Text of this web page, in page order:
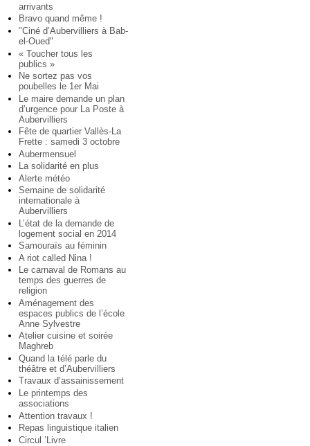
arrivants
Bravo quand même !
"Ciné d’Aubervilliers à Bab-
el-Oued"
« Toucher tous les
publics »
Ne sortez pas vos
poubelles le 1er Mai
Le maire demande un plan
d’urgence pour La Poste à
Aubervilliers
Fête de quartier Vallès-La
Frette : samedi 3 octobre
Aubermensuel
La solidarité en plus
Alerte météo
Semaine de solidarité
internationale à
Aubervilliers
L’état de la demande de
logement social en 2014
Samouraïs au féminin
A riot called Nina !
Le carnaval de Romans au
temps des guerres de
religion
Aménagement des
espaces publics de l’école
Anne Sylvestre
Atelier cuisine et soirée
Maghreb
Quand la télé parle du
théâtre et d’Aubervilliers
Travaux d’assainissement
Le printemps des
associations
Attention travaux !
Repas linguistique italien
Circul ’Livre